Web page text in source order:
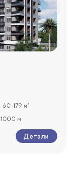
60-179 м²
1000 м
Детали